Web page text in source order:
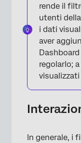
rende il
utenti
i dati
aver
regolarlo;
In generale, i